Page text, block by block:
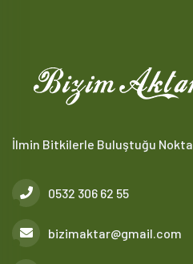
İlmin Bitkilerle Buluştuğu Nokta
0532 306 62 55
bizimaktar@gmail.com